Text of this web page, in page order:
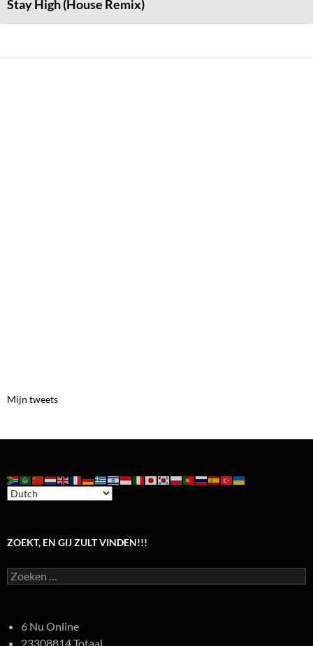
Stay High (House Remix)
Mijn tweets
ZOEKT, EN GIJ ZULT VINDEN!!!
Zoeken
naar:
6 Nu Online
23308814 Totaal